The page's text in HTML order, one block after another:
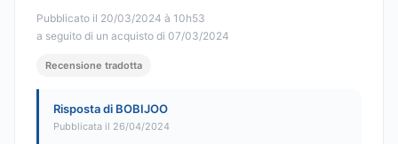
Pubblicato il 20/03/2024 à 10h53
a seguito di un acquisto di 07/03/2024
Recensione tradotta
Risposta di BOBIJOO
Pubblicata il 26/04/2024